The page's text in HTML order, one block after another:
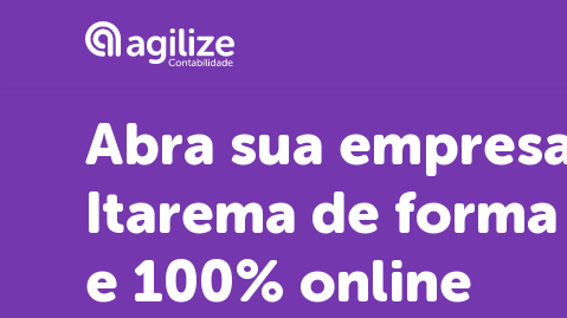
Abra sua
Itarema de
e 100% online